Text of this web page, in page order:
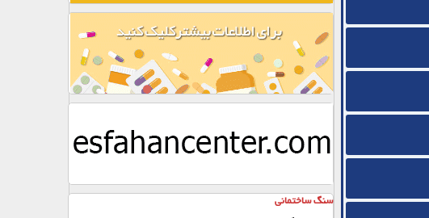
سنگ ساختمانی